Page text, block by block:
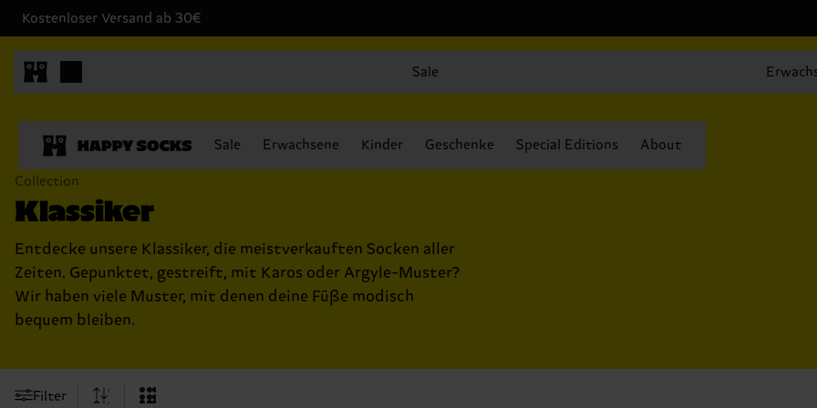
Kostenloser Versand ab 30€
Sale
Sale Erwachsene Kinder Geschenke Special Editions About
Collection
Klassiker
Entdecke unsere Klassiker, die meistverkauften Socken aller
Zeiten. Gepunktet, gestreift, mit Karos oder Argyle-Muster?
Wir haben viele Muster, mit denen deine Füße modisch
bequem bleiben.
Filter